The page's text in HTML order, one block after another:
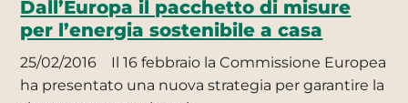
Dall’Europa il pacchetto di misure
per l’energia sostenibile a casa
25/02/2016
Il 16 febbraio la Commissione Europea
ha presentato una nuova strategia per garantire la